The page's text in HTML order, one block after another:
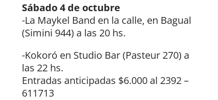
Sábado 4 de octubre
-La Maykel Band en la calle, en Bagual
(Simini 944) a las 20 hs.
-Kokoró en Studio Bar (Pasteur 270) a
las 22 hs.
Entradas anticipadas $6.000 al 2392 –
611713